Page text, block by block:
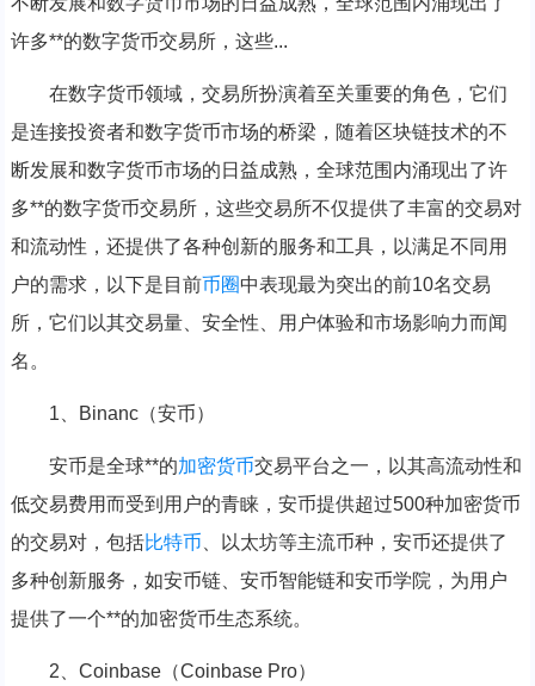
许多**的数字货币交易所，这些...
在数字货币领域，交易所扮演着至关重要的角色，它们
是连接投资者和数字货币市场的桥梁，随着区块链技术的不
断发展和数字货币市场的日益成熟，全球范围内涌现出了许
多**的数字货币交易所，这些交易所不仅提供了丰富的交易对
和流动性，还提供了各种创新的服务和工具，以满足不同用
户的需求，以下是目前币圈中表现最为突出的前10名交易
所，它们以其交易量、安全性、用户体验和市场影响力而闻
名。
1、Binanc（安币）
安币是全球**的加密货币交易平台之一，以其高流动性和
低交易费用而受到用户的青睐，安币提供超过500种加密货币
的交易对，包括比特币 、以太坊等主流币种，安币还提供了
多种创新服务，如安币链、安币智能链和安币学院，为用户
提供了一个**的加密货币生态系统。
2、Coinbase（Coinbase Pro）